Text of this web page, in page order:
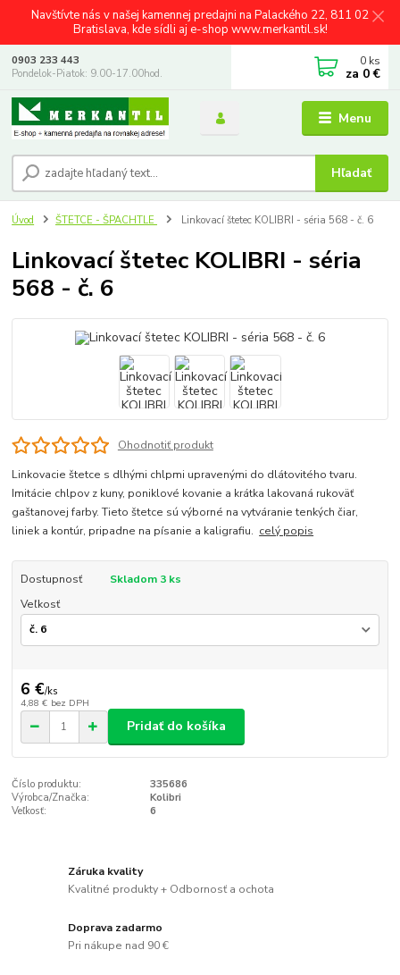
Navštívte nás v našej kamennej predajni na Palackého 22, 811 02
Bratislava, kde sídli aj e-shop www.merkantil.sk!
Menu
Hľadať
0903 233 443
Pondelok-Piatok: 9.00-17.00hod.
0 ks
za 0 €
Úvod ŠTETCE - ŠPACHTLE Linkovací štetec KOLIBRI - séria 568 - č. 6
Linkovací štetec KOLIBRI - séria
568 - č. 6
Ohodnotiť produkt
Linkovacie štetce s dlhými chlpmi upravenými do dlátovitého tvaru.
Imitácie chlpov z kuny, poniklové kovanie a krátka lakovaná rukoväť
gaštanovej farby. Tieto štetce sú výborné na vytváranie tenkých čiar,
liniek a kontúr, pripadne na písanie a kaligrafiu. celý popis
Dostupnosť
Skladom 3 ks
Veľkosť
6 €/ks
4,88 € bez DPH
Pridať do košíka
Číslo produktu:
335686
Výrobca/Značka:
Kolibri
Veľkosť:
6
Záruka kvality
Kvalitné produkty + Odbornosť a ochota
Doprava zadarmo
Pri nákupe nad 90 €